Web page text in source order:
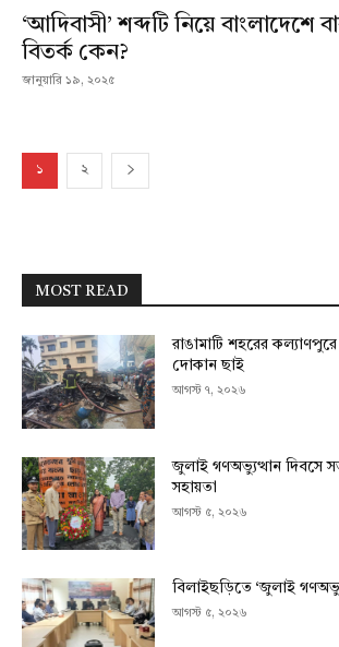
‘আদিবাসী’ শব্দটি নিয়ে বাংলাদেশে
বিতর্ক কেন?
জানুয়ারি ১৯, ২০২৫
১ ২
MOST READ
রাঙামাটি শহরের
দোকান ছাই
আগস্ট ৭, ২০২৬
জুলাই গণঅভ্যুত্থান দিবসে
সহায়তা
আগস্ট ৫, ২০২৬
বিলাইছড়িতে ‘জুলাই
আগস্ট ৫, ২০২৬